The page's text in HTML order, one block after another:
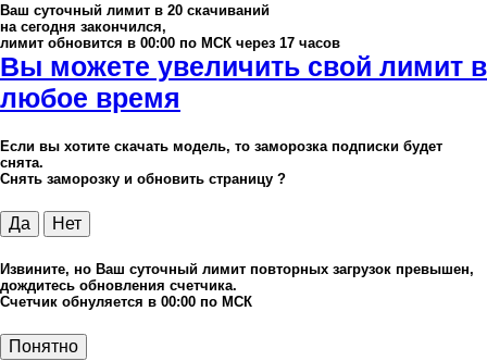
Ваш суточный лимит в 20 скачиваний
на сегодня закончился,
лимит обновится в 00:00 по МСК через 17 часов
Вы можете увеличить свой лимит в
любое время
Если вы хотите скачать модель, то заморозка подписки будет
снята.
Снять заморозку и обновить страницу ?
Да Нет
Извините, но Ваш суточный лимит повторных загрузок превышен,
дождитесь обновления счетчика.
Счетчик обнуляется в 00:00 по МСК
Понятно